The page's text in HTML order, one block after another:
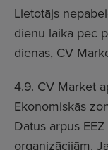
Lietotājs
dienu laikā pēc
dienas, CV
4.9. CV Market
Ekonomiskās
Datus ārpus
organizācijām.